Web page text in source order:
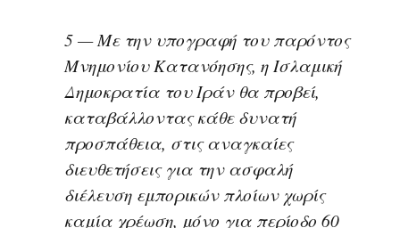
5 — Με την υπογραφή του παρόντος
Μνημονίου Κατανόησης, η Ισλαμική
Δημοκρατία του Ιράν θα προβεί,
καταβάλλοντας κάθε δυνατή
προσπάθεια, στις αναγκαίες
διευθετήσεις για την ασφαλή
διέλευση εμπορικών πλοίων χωρίς
καμία χρέωση, μόνο για περίοδο 60